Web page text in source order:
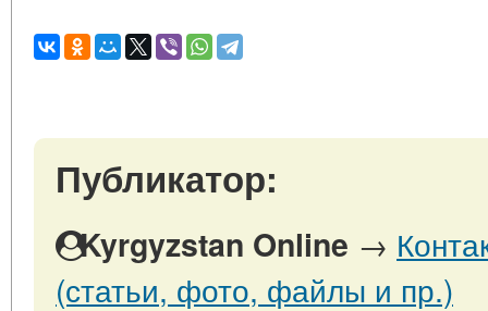
Публикатор:
Kyrgyzstan Online →
(статьи, фото, файлы и пр.)